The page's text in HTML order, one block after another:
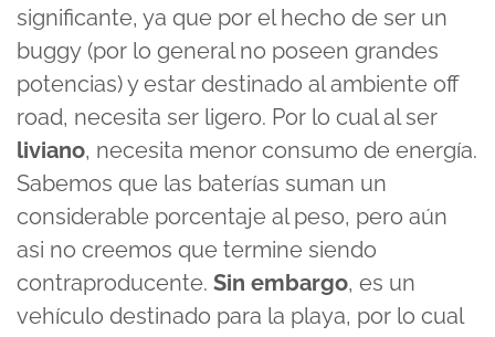
significante, ya que por el hecho de ser un
buggy (por lo general no poseen grandes
potencias)y estar destinado al ambiente off
road, necesita ser ligero. Por lo cual al ser
liviano, necesita menor consumo de energía.
Sabemos que las baterías suman un
considerable porcentaje al peso, pero aún
asi no creemos que termine siendo
contraproducente. Sin embargo, es un
vehículo destinado para la playa, por lo cual